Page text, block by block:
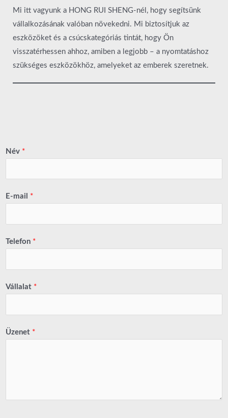
Mi itt vagyunk a HONG RUI SHENG-nél, hogy segítsünk
vállalkozásának valóban növekedni. Mi biztosítjuk az
eszközöket és a csúcskategóriás tintát, hogy Ön
visszatérhessen ahhoz, amiben a legjobb – a nyomtatáshoz
szükséges eszközökhöz, amelyeket az emberek szeretnek.
Név *
E-mail *
Telefon *
Vállalat *
Üzenet *